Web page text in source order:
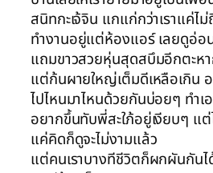
สนิทกะเจ้จิน แกแก่กว่าเราแค่
ทำงานอยู่แต่ห้องแอร์ เลยดูอ่อ
แถมขาวสวยหุ่นสุดสบึมอีกตะห
แต่ก้นผายใหญ่เต็มดีเหลือเกิน
ไปไหนมาไหนด้วยกันบ่อยๆ ทำเ
อยากขึ้นทับพี่สะใภ้อยู่เงียบๆ แ
แค่คิดก็ดูจะไม่งามแล้ว
แต่คนเราบางทีชีวิตก็ผกผันกันไ